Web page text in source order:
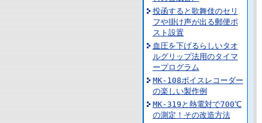
投函すると歌舞伎のセリ
フや掛け声が出る郵便ポ
スト設置
血圧を下げるらしいタオ
ルグリップ法用のタイマ
ープログラム
MK-108ボイスレコーダー
の楽しい製作例
MK-319と熱電対で700℃
の測定！その改造方法